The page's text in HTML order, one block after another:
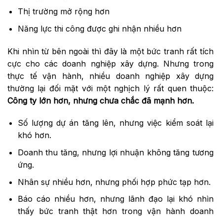
Thị trường mở rộng hơn
Năng lực thi công được ghi nhận nhiều hơn
Khi nhìn từ bên ngoài thì đây là một bức tranh rất tích
cực cho các doanh nghiệp xây dựng. Nhưng trong
thực tế vận hành, nhiều doanh nghiệp xây dựng
thường lại đối mặt với một nghịch lý rất quen thuộc:
Công ty lớn hơn, nhưng chưa chắc đã mạnh hơn.
Số lượng dự án tăng lên, nhưng việc kiểm soát lại
khó hơn.
Doanh thu tăng, nhưng lợi nhuận không tăng tương
ứng.
Nhân sự nhiều hơn, nhưng phối hợp phức tạp hơn.
Báo cáo nhiều hơn, nhưng lãnh đạo lại khó nhìn
thấy bức tranh thật hơn trong vận hành doanh